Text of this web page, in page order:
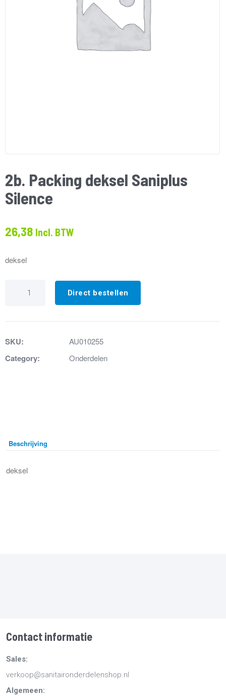
2b. Packing deksel Saniplus
Silence
26,38 Incl. BTW
deksel
Packing
Direct bestellen
SKU: AU010255
Category: Onderdelen
Beschrijving
deksel
Contact informatie
Sales:
verkoop@sanitaironderdelenshop.nl
Algemeen: